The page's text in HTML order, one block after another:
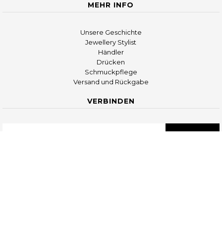
MEHR INFO
Unsere Geschichte
Jewellery Stylist
Händler
Drücken
Schmuckpflege
Versand und Rückgabe
VERBINDEN